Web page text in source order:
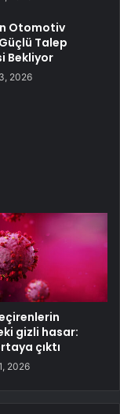
Otomotiv
Talep
Bekliyor
2026
gizli hasar:
çıktı
2026